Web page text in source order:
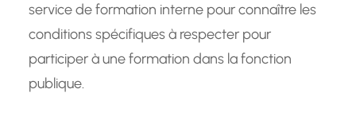
service de formation interne pour connaître les
conditions spécifiques à respecter pour
participer à une formation dans la fonction
publique.